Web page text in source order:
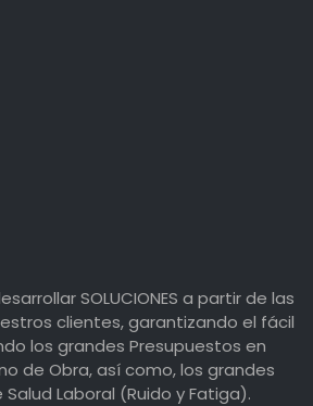
SOLUCIONES a partir de las
clientes, garantizando el fácil
los grandes Presupuestos en
de Obra, así como, los grandes
Laboral (Ruido y Fatiga).